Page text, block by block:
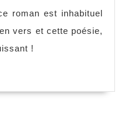
roman est inhabituel
vers et cette poésie,
!